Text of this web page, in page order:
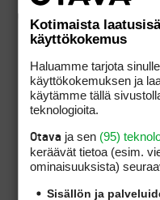
Kotimaista
käyttökokemus
Haluamme tarjota
käyttökokemuksen ja
käytämme tällä
teknologioita.
Otava ja sen (95)
keräävät tietoa (esim.
ominaisuuk­sista)
Sisällön ja